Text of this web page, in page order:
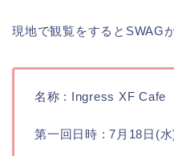
現地で観覧をするとSWAG
名称 : Ingress XF Cafe
第一回日時 : 7月18日(